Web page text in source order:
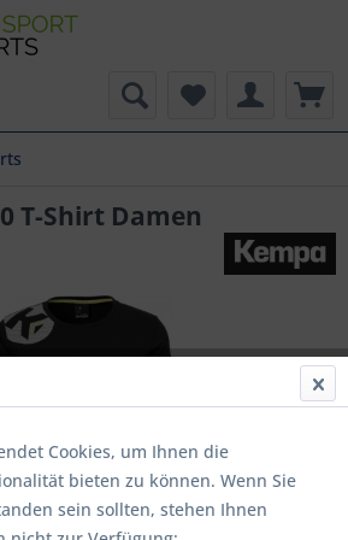
T-Shirt Damen
Cookies, um Ihnen die
bieten zu können. Wenn Sie
sein sollten, stehen Ihnen